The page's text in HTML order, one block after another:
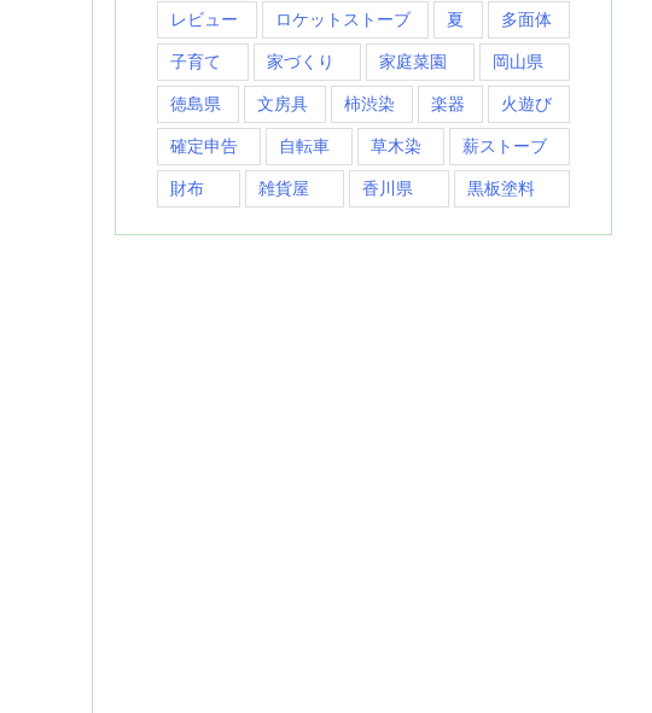
レビュー ロケットストーブ 夏 多面体
子育て 家づくり 家庭菜園 岡山県
徳島県 文房具 柿渋染 楽器 火遊び
確定申告 自転車 草木染 薪ストーブ
財布 雑貨屋 香川県 黒板塗料